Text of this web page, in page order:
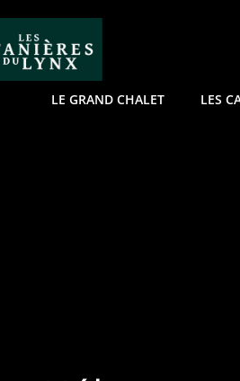
LE GRAND CHALET LES